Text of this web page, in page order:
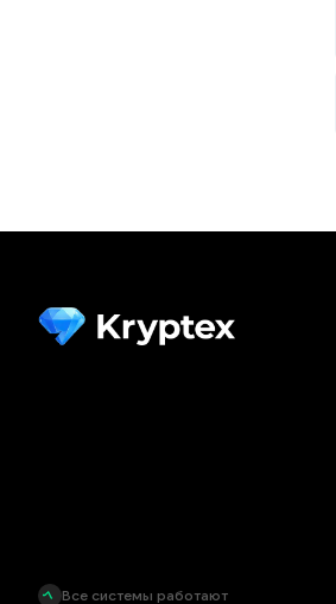
Все системы работают